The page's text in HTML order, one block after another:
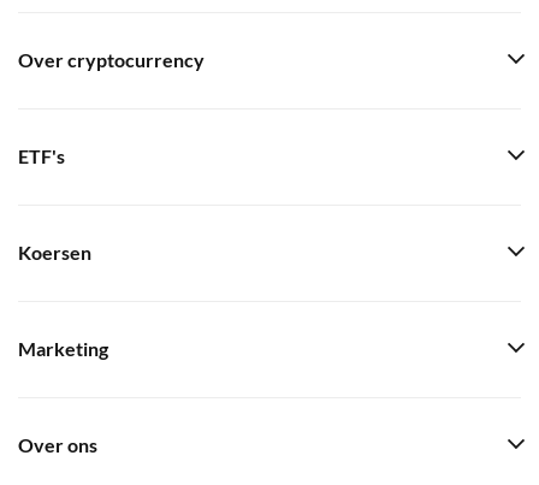
Over cryptocurrency
ETF's
Koersen
Marketing
Over ons